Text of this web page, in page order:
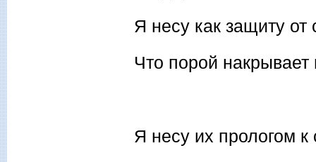
Я несу как защиту от
Что порой накрывает
Я несу их прологом к